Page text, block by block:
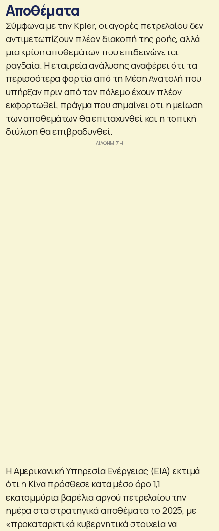
Αποθέματα
Σύμφωνα με την Kpler, οι αγορές πετρελαίου δεν
αντιμετωπίζουν πλέον διακοπή της ροής, αλλά
μια κρίση αποθεμάτων που επιδεινώνεται
ραγδαία. Η εταιρεία ανάλυσης αναφέρει ότι τα
περισσότερα φορτία από τη Μέση Ανατολή που
υπήρξαν πριν από τον πόλεμο έχουν πλέον
εκφορτωθεί, πράγμα που σημαίνει ότι η μείωση
των αποθεμάτων θα επιταχυνθεί και η τοπική
διύλιση θα επιβραδυνθεί.
Η Αμερικανική Υπηρεσία Ενέργειας (EIA) εκτιμά
ότι η Κίνα πρόσθεσε κατά μέσο όρο 1,1
εκατομμύρια βαρέλια αργού πετρελαίου την
ημέρα στα στρατηγικά αποθέματα το 2025, με
«προκαταρκτικά κυβερνητικά στοιχεία να